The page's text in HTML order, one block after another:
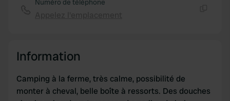
Numéro de téléphone
Information
Camping à la ferme, très calme, possibilité de
monter à cheval, belle boîte à ressorts. Des douches